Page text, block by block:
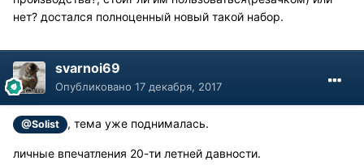
нет? достался полноценный новый такой набор.
svarnoi69
Опубликовано 17 декабря, 2017
@Solist , тема уже поднималась.
личные впечатления 20-ти летней давности.